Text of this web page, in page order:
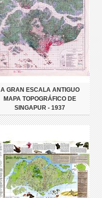
A GRAN ESCALA ANTIGUO
MAPA TOPOGRÁFICO DE
SINGAPUR - 1937